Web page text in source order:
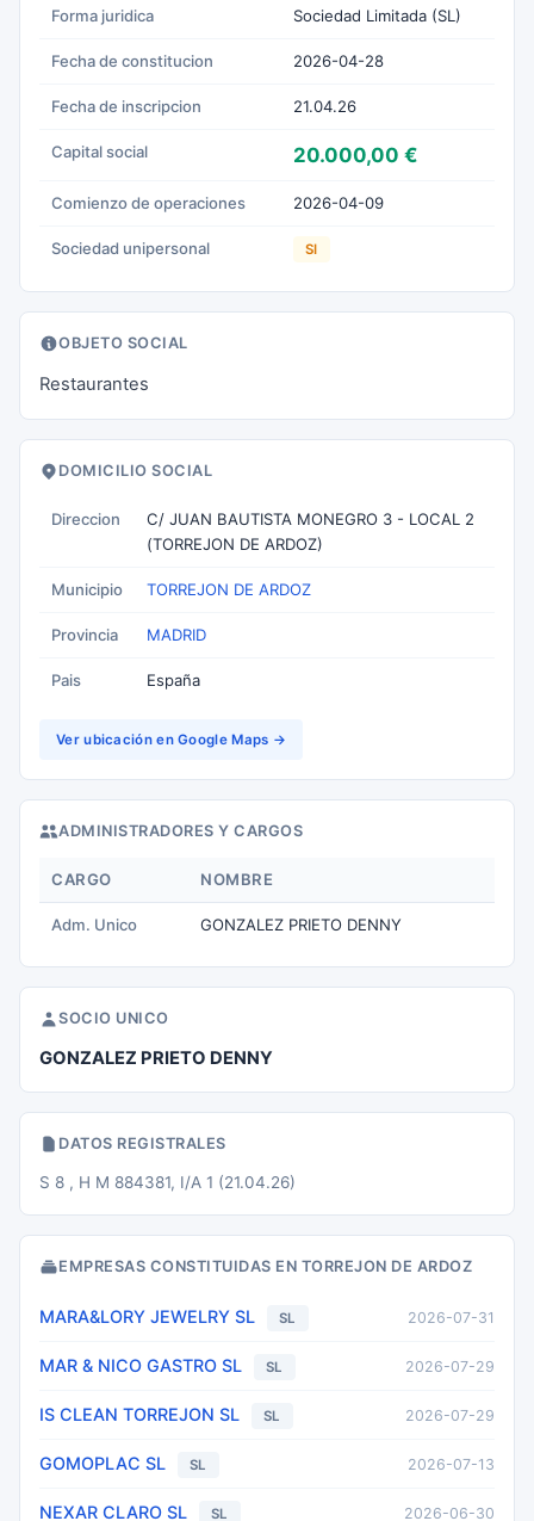
Forma juridica Sociedad Limitada (SL)
Fecha de constitucion 2026-04-28
Fecha de inscripcion 21.04.26
Capital social 20.000,00 €
Comienzo de operaciones 2026-04-09
Sociedad unipersonal SI
OBJETO SOCIAL
Restaurantes
DOMICILIO SOCIAL
Direccion
C/ JUAN BAUTISTA MONEGRO 3 - LOCAL 2
(TORREJON DE ARDOZ)
Municipio TORREJON DE ARDOZ
Provincia MADRID
Pais España
Ver ubicación en Google Maps →
ADMINISTRADORES Y CARGOS
CARGO NOMBRE
Adm. Unico GONZALEZ PRIETO DENNY
SOCIO UNICO
GONZALEZ PRIETO DENNY
DATOS REGISTRALES
S 8 , H M 884381, I/A 1 (21.04.26)
EMPRESAS CONSTITUIDAS EN TORREJON DE ARDOZ
MARA&LORY JEWELRY SL SL 2026-07-31
MAR & NICO GASTRO SL SL 2026-07-29
IS CLEAN TORREJON SL SL 2026-07-29
GOMOPLAC SL SL 2026-07-13
NEXAR CLARO SL SL 2026-06-30